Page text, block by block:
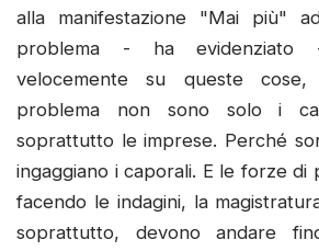
alla manifestazione "Mai più"
problema - ha evidenziato
velocemente su queste
problema non sono solo i
soprattutto le imprese. Perché
ingaggiano i caporali. E le forze di
facendo le indagini, la
soprattutto, devono andare